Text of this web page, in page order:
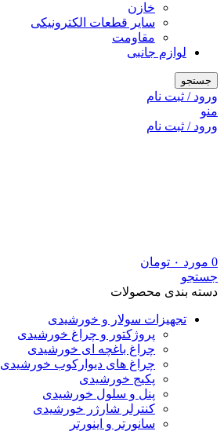
خازن
سایر قطعات الکترونیکی
مقاومت
لوازم جانبی
جستجو
ورود / ثبت نام
منو
ورود / ثبت نام
0 مورد ۰ تومان
جستجو
دسته بندی محصولات
تجهیزات سولار و خورشیدی
پروژکتور و چراغ خورشیدی
چراغ باغچه ای خورشیدی
چراغ های دیوارکوب خورشیدی
پکیج خورشیدی
پنل و سلول خورشیدی
کنترلر شارژر خورشیدی
سانورتر و اینورتر